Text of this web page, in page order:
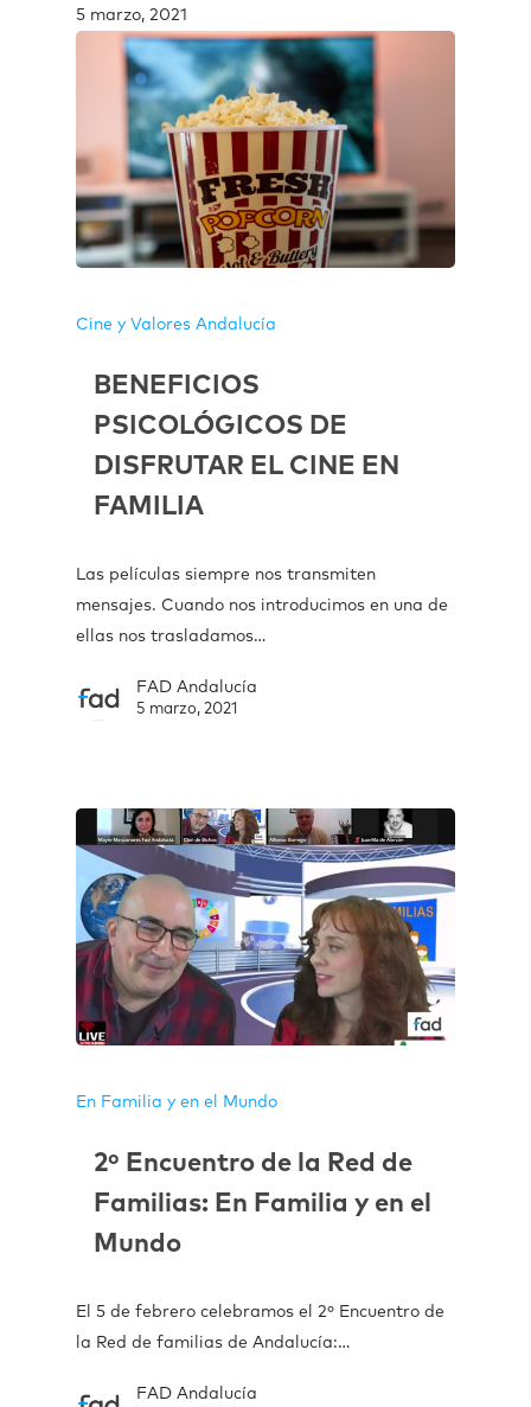
5 marzo, 2021
Cine y Valores Andalucía
BENEFICIOS
PSICOLÓGICOS DE
DISFRUTAR EL CINE EN
FAMILIA
Las películas siempre nos transmiten
mensajes. Cuando nos introducimos en una de
ellas nos trasladamos…
FAD Andalucía
5 marzo, 2021
En Familia y en el Mundo
2º Encuentro de la Red de
Familias: En Familia y en el
Mundo
El 5 de febrero celebramos el 2º Encuentro de
la Red de familias de Andalucía:…
FAD Andalucía